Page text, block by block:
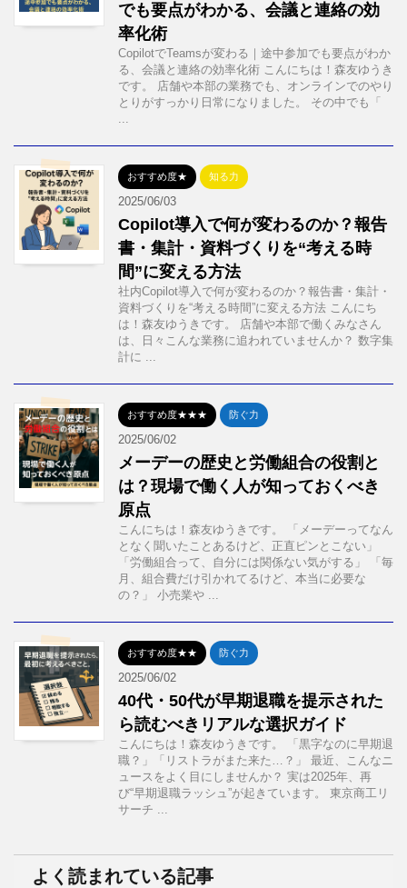
でも要点がわかる、会議と連絡の効
率化術
CopilotでTeamsが変わる｜途中参加でも要点がわか
る、会議と連絡の効率化術 こんにちは！森友ゆうき
です。 店舗や本部の業務でも、オンラインでのやり
とりがすっかり日常になりました。 その中でも「
...
おすすめ度★ 知る力
2025/06/03
Copilot導入で何が変わるのか？報告
書・集計・資料づくりを“考える時
間”に変える方法
社内Copilot導入で何が変わるのか？報告書・集計・
資料づくりを“考える時間”に変える方法 こんにち
は！森友ゆうきです。 店舗や本部で働くみなさん
は、日々こんな業務に追われていませんか？ 数字集
計に ...
おすすめ度★★★ 防ぐ力
2025/06/02
メーデーの歴史と労働組合の役割と
は？現場で働く人が知っておくべき
原点
こんにちは！森友ゆうきです。 「メーデーってなん
となく聞いたことあるけど、正直ピンとこない」
「労働組合って、自分には関係ない気がする」 「毎
月、組合費だけ引かれてるけど、本当に必要な
の？」 小売業や ...
おすすめ度★★ 防ぐ力
2025/06/02
40代・50代が早期退職を提示された
ら読むべきリアルな選択ガイド
こんにちは！森友ゆうきです。 「黒字なのに早期退
職？」「リストラがまた来た…？」 最近、こんなニ
ュースをよく目にしませんか？ 実は2025年、再
び“早期退職ラッシュ”が起きています。 東京商工リ
サーチ ...
よく読まれている記事